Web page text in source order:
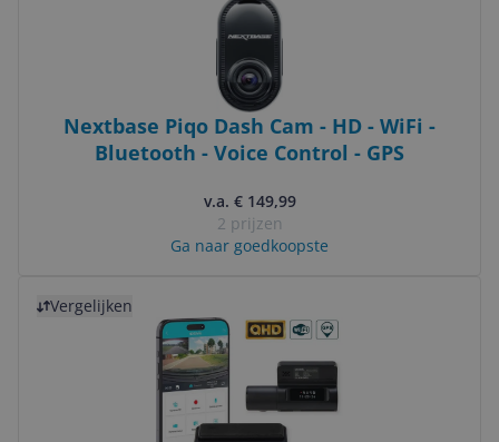
Nextbase Piqo Dash Cam - HD - WiFi -
Bluetooth - Voice Control - GPS
v.a. € 149,99
2 prijzen
Ga naar goedkoopste
Vergelijken